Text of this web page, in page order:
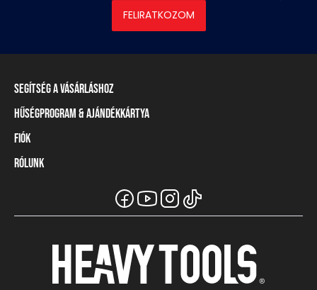
FELIRATKOZOM
Segítség a vásárláshoz
Szállítási információ
Fizetési módok
Mérettáblázat
Üzleteink és viszonteladók
Gyakori kérdések (GYIK)
Hűségprogram & Ajándékkártya
Törzsvásárlói program
Ajándékkártya
Fiók
Belépés / Regisztráció
Rólunk
A Heavy Tools márka
Viszonteladói információ
Széchenyi Terv Plusz